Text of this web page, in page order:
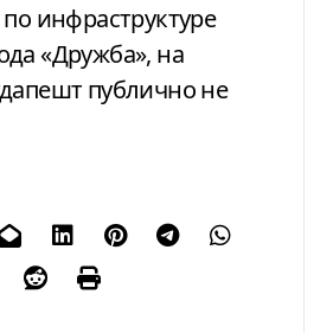
инфраструктуре
«Дружба», на
публично не